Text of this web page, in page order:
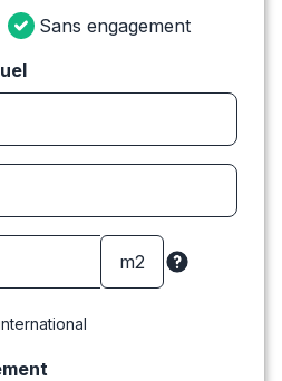
Sans engagement